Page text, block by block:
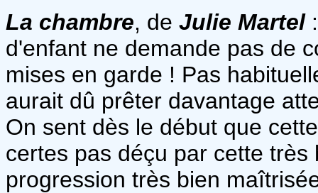
La chambre, de Julie Martel:
d'enfant ne demande pas de
mises en garde ! Pas
aurait dû prêter davantage
On sent dès le début que
certes pas déçu par cette
progression très bien